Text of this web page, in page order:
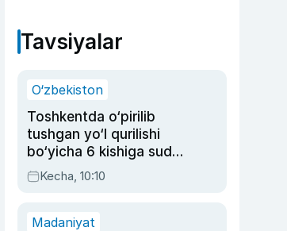
Tavsiyalar
O‘zbekiston
Toshkentda o‘pirilib
tushgan yo‘l qurilishi
bo‘yicha 6 kishiga sud
hukmi o‘qildi
Kecha, 10:10
Madaniyat